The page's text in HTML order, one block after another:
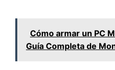
Cómo armar un PC
Guía Completa de